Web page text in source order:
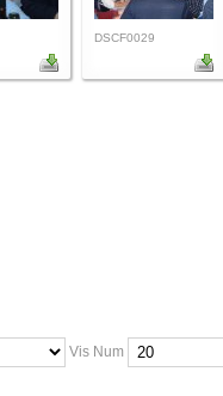
DSCF0029
Vis Num